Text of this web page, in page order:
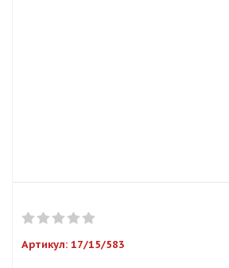
Артикул: 17/15/583